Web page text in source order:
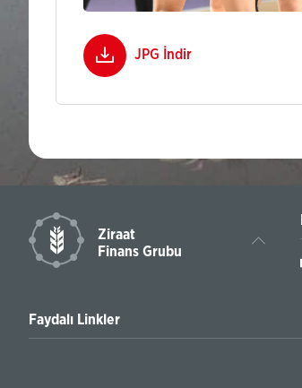
JPG İndir
Ziraat
Finans Grubu
Faydalı Linkler